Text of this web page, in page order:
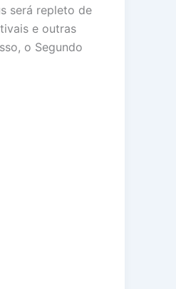
será repleto de
e outras
o Segundo